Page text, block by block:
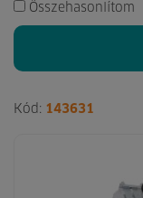
Összehasonlítom
Kód: 143631